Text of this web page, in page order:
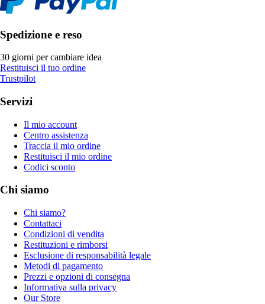
Spedizione e reso
30 giorni per cambiare idea
Restituisci il tuo ordine
Trustpilot
Servizi
Il mio account
Centro assistenza
Traccia il mio ordine
Restituisci il mio ordine
Codici sconto
Chi siamo
Chi siamo?
Contattaci
Condizioni di vendita
Restituzioni e rimborsi
Esclusione di responsabilità legale
Metodi di pagamento
Prezzi e opzioni di consegna
Informativa sulla privacy
Our Store